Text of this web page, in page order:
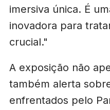
imersiva única. É
inovadora para
crucial."
A exposição não
também alerta
enfrentados pelo